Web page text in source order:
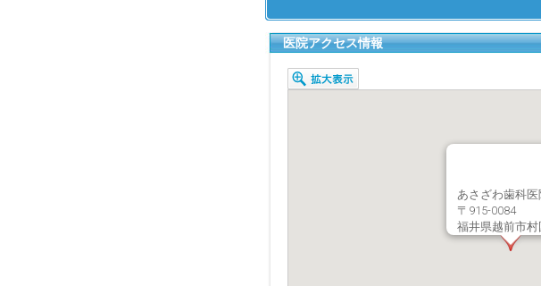
医院アクセス情報
あさざわ歯科医
〒915-0084
福井県越前市村